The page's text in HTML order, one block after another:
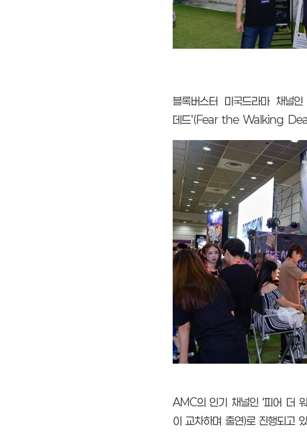
블록버스터 미국드라마 채널
데드'(Fear the Walking
AMC의 인기 채널인 ‘피어 더
이 교차하며 출연)로 진행되고